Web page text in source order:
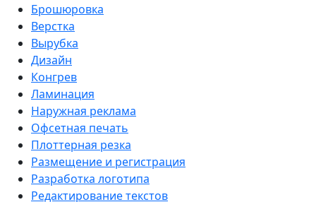
Брошюровка
Верстка
Вырубка
Дизайн
Конгрев
Ламинация
Наружная реклама
Офсетная печать
Плоттерная резка
Размещение и регистрация
Разработка логотипа
Редактирование текстов